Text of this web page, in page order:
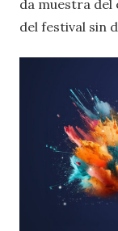
da muestra
del festival sin